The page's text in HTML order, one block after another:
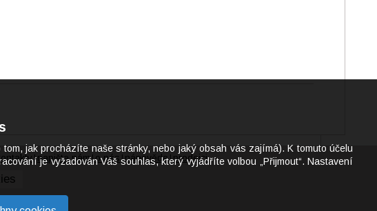
| napište nám |o nás |nápověda |prodejci
jak procházíte naše stránky, nebo jaký obsah vás zajímá). K tomuto účelu
je vyžadován Váš souhlas, který vyjádříte volbou „Přijmout“. Nastavení